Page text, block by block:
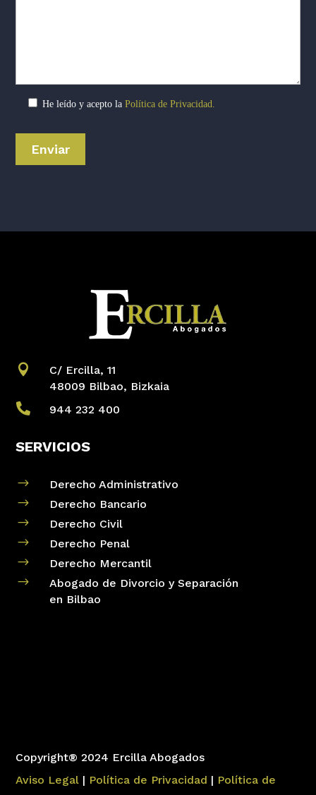
He leído y acepto laPolítica de Privacidad.

C/ Ercilla, 11
48009 Bilbao, Bizkaia
 944 232 400
SERVICIOS
$ Derecho Administrativo
$ Derecho Bancario
$ Derecho Civil
$ Derecho Penal
$ Derecho Mercantil
$
Abogado de Divorcio y Separación
en Bilbao
Copyright® 2024 Ercilla Abogados
Aviso Legal | Política de Privacidad | Política de